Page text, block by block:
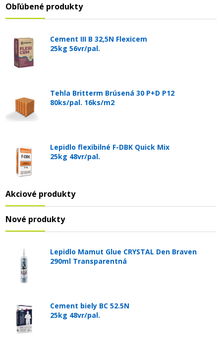
Obľúbené produkty
Cement III B 32,5N Flexicem
25kg 56vr/pal.
Tehla Britterm Brúsená 30 P+D P12
80ks/pal. 16ks/m2
Lepidlo flexibilné F-DBK Quick Mix
25kg 48vr/pal.
Akciové produkty
Nové produkty
Lepidlo Mamut Glue CRYSTAL Den Braven
290ml Transparentná
Cement biely BC 52.5N
25kg 48vr/pal.